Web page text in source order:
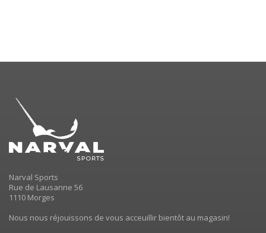
Narval Sports
Rue de Lausanne 56
1110 Morges
Nous nous réjouissons de vous acceuillir bientôt au magasin!